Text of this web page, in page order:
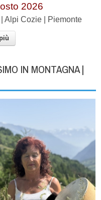
2026
Alpi Cozie | Piemonte